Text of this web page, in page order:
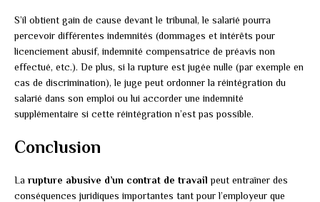
S’il obtient gain de cause devant le tribunal, le salarié pourra
percevoir différentes indemnités (dommages et intérêts pour
licenciement abusif, indemnité compensatrice de préavis non
effectué, etc.). De plus, si la rupture est jugée nulle (par exemple en
cas de discrimination), le juge peut ordonner la réintégration du
salarié dans son emploi ou lui accorder une indemnité
supplémentaire si cette réintégration n’est pas possible.
Conclusion
La rupture abusive d’un contrat de travail peut entraîner des
conséquences juridiques importantes tant pour l’employeur que